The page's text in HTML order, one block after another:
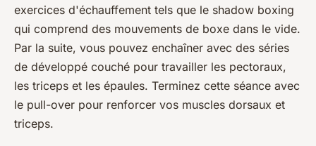
exercices d'échauffement tels que le shadow boxing
qui comprend des mouvements de boxe dans le vide.
Par la suite, vous pouvez enchaîner avec des séries
de développé couché pour travailler les pectoraux,
les triceps et les épaules. Terminez cette séance avec
le pull-over pour renforcer vos muscles dorsaux et
triceps.